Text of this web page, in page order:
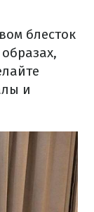
блесток
и